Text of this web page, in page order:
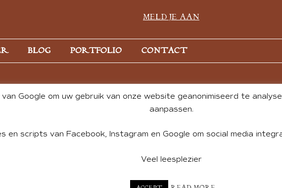
MELD JE AAN
BLOG PORTFOLIO CONTACT
& CONTENT BY ANDREA DE GROOT. WEBSITE DESIGN BY
Google om uw gebruik van onze website geanonimiseerd te
aanpassen.
en scripts van Facebook, Instagram en Google om social media
Veel leesplezier